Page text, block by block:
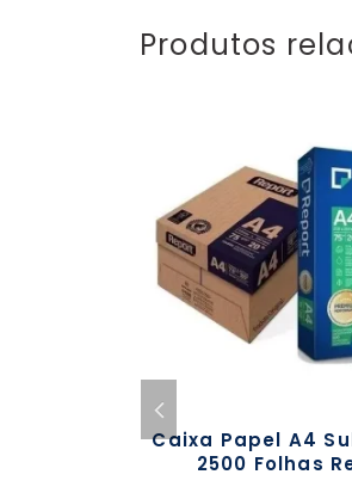
Produtos
Caixa Papel A4
2500 Folhas